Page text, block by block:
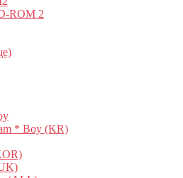
ROM 2
* Boy (KR)